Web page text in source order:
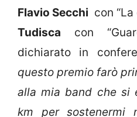
Flavio Secchi con
Tudisca con
dichiarato in
questo premio farò
alla mia band che si
km per sostenermi